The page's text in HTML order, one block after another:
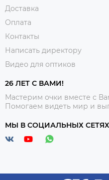
Доставка
Оплата
Контакты
Написать директору
Видео для оптиков
26 ЛЕТ С ВАМИ!
Мастерим очки вместе с
Помогаем видеть мир и
МЫ В СОЦИАЛЬНЫХ СЕТЯХ